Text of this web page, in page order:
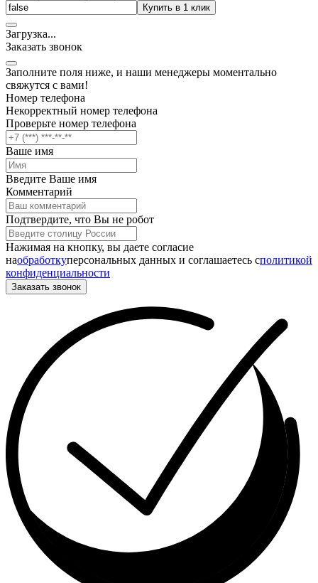
Купить в 1 клик
Загрузка...
Заказать звонок
Заполните поля ниже, и наши менеджеры моментально
свяжутся с вами!
Номер телефона
Некорректный номер телефона
Проверьте номер телефона
Ваше имя
Введите Ваше имя
Комментарий
Подтвердите, что Вы не робот
Нажимая на кнопку, вы даете согласие
наобработкуперсональных данных и соглашаетесь cполитикой
конфиденциальности
Заказать звонок